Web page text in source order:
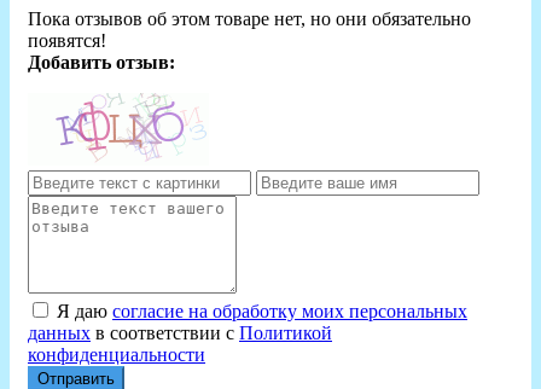
Пока отзывов об этом товаре нет, но они обязательно
появятся!
Добавить отзыв:
Я даю согласие на обработку моих персональных
данных в соответствии с Политикой
конфиденциальности
Отправить